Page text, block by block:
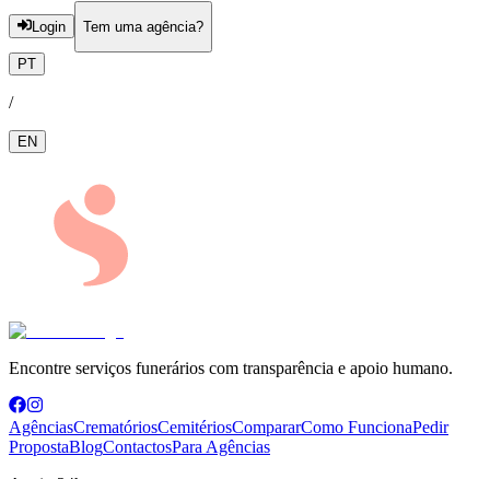
Login Tem uma agência?
PT
/
EN
Encontre serviços funerários com transparência e apoio humano.
AgênciasCrematóriosCemitériosCompararComo FuncionaPedir
PropostaBlogContactosPara Agências